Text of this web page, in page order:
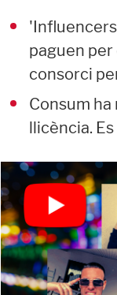
paguen
consorci
Consum
llicència.